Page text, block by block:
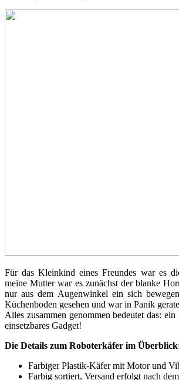
Für das Kleinkind eines Freundes war es
meine Mutter war es zunächst der blanke
nur aus dem Augenwinkel ein sich
Küchenboden gesehen und war in Panik
Alles zusammen genommen bedeutet das:
einsetzbares Gadget!
Die Details zum Roboterkäfer im
Farbiger Plastik-Käfer mit Motor und
Farbig sortiert, Versand erfolgt nach